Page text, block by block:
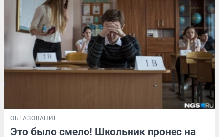
ОБРАЗОВАНИЕ
Это было смело! Школьник пронес на